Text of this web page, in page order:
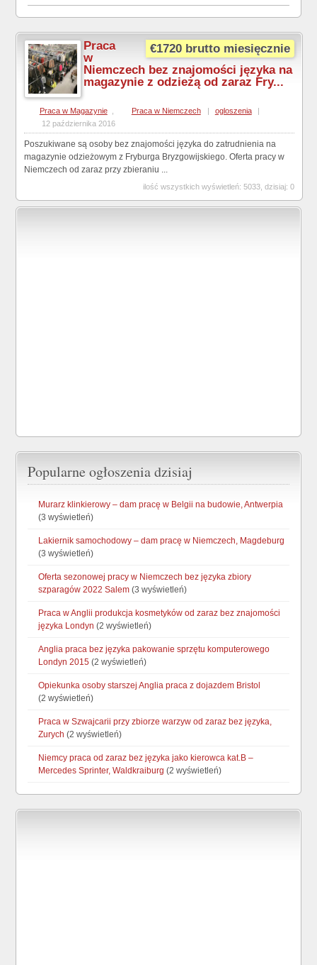
€1720 brutto miesięcznie
Praca
w
Niemczech bez znajomości języka na
magazynie z odzieżą od zaraz Fry...
Praca w Magazynie Praca w Niemczech | ogloszenia
|
12 października 2016
Poszukiwane są osoby bez znajomości języka do zatrudnienia na
magazynie odzieżowym z Fryburga Bryzgowijskiego. Oferta pracy w
Niemczech od zaraz przy zbieraniu ...
ilość wszystkich wyświetleń: 5033, dzisiaj: 0
Popularne ogłoszenia dzisiaj
Murarz klinkierowy – dam pracę w Belgii na budowie, Antwerpia
(3 wyświetleń)
Lakiernik samochodowy – dam pracę w Niemczech, Magdeburg
(3 wyświetleń)
Oferta sezonowej pracy w Niemczech bez języka zbiory
szparagów 2022 Salem (3 wyświetleń)
Praca w Anglii produkcja kosmetyków od zaraz bez znajomości
języka Londyn (2 wyświetleń)
Anglia praca bez języka pakowanie sprzętu komputerowego
Londyn 2015 (2 wyświetleń)
Opiekunka osoby starszej Anglia praca z dojazdem Bristol
(2 wyświetleń)
Praca w Szwajcarii przy zbiorze warzyw od zaraz bez języka,
Zurych (2 wyświetleń)
Niemcy praca od zaraz bez języka jako kierowca kat.B –
Mercedes Sprinter, Waldkraiburg (2 wyświetleń)